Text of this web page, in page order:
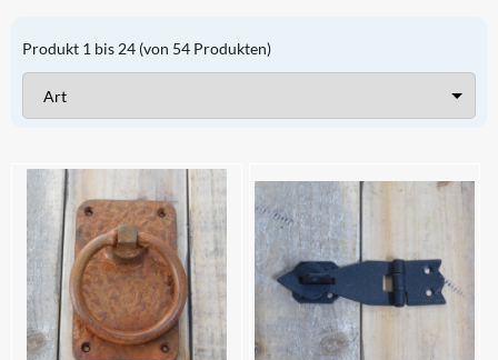
Produkt 1 bis 24 (von 54 Produkten)